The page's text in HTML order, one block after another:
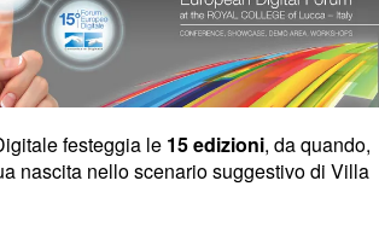
festeggia le 15 edizioni, da quando,
nascita nello scenario suggestivo di Villa